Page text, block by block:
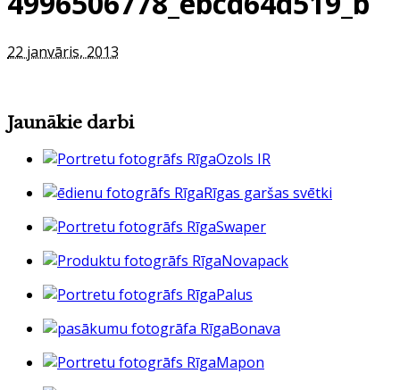
22 janvāris, 2013
Jaunākie darbi
Ozols IR
Rīgas garšas svētki
Swaper
Novapack
Palus
Bonava
Mapon